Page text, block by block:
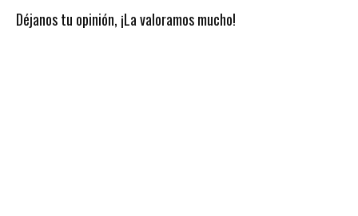
Déjanos tu opinión, ¡La valoramos mucho!